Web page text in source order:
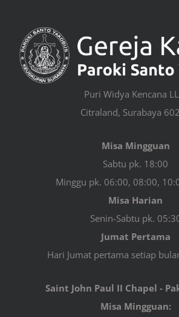
Puri Widya Kencana
Citraland, Surabaya
Misa Mingguan
Sabtu pk. 18:00
Minggu pk. 06:00, 08:00,
Misa Harian
Senin-Sabtu pk.
Jumat Pertama
Hari Jumat pertama setiap
Saint John Paul II Chapel -
Misa Mingguan: